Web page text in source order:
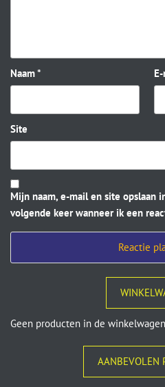
Naam*
Site
Mijn naam, e-mail en site opslaan
volgende keer wanneer ik een
Geen producten in de
AANBEVOLEN